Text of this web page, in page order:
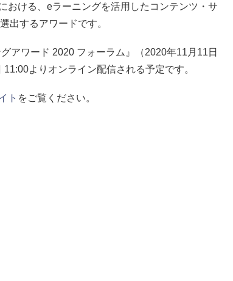
おける、eラーニングを活用したコンテンツ・サ
出するアワードです。
アワード 2020 フォーラム』（2020年11月11日
よりオンライン配信される予定です。
ト をご覧ください。